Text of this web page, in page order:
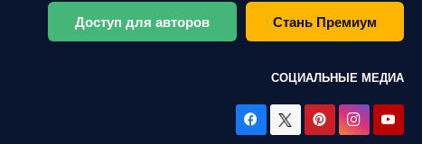
Доступ для авторов Стань Премиум
СОЦИАЛЬНЫЕ МЕДИА